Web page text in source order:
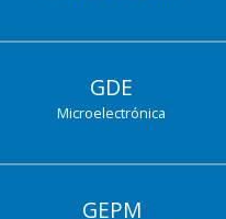
GDE
Microelectrónica
GEPM